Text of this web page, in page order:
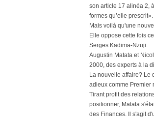
son article 17 alinéa 2,
formes qu’elle prescrit».
Mais voilà qu'une
Elle oppose cette fois
Serges Kadima-Nzuji.
Augustin Matata et
2000, des experts à la
La nouvelle affaire? Le
adieux comme Premier
Tirant profit des
positionner, Matata
des Finances. Il s'agit